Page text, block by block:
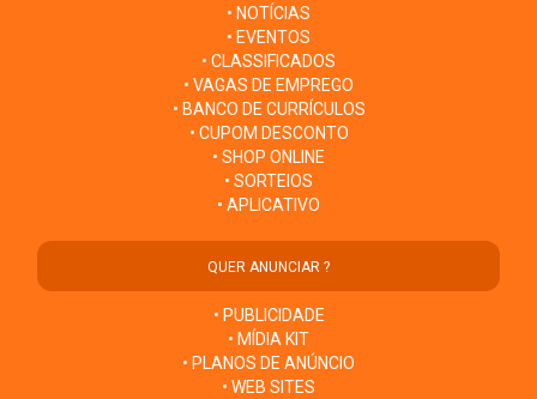
• NOTÍCIAS
• EVENTOS
• CLASSIFICADOS
• VAGAS DE EMPREGO
• BANCO DE CURRÍCULOS
• CUPOM DESCONTO
• SHOP ONLINE
• SORTEIOS
• APLICATIVO
QUER ANUNCIAR ?
• PUBLICIDADE
• MÍDIA KIT
• PLANOS DE ANÚNCIO
• WEB SITES